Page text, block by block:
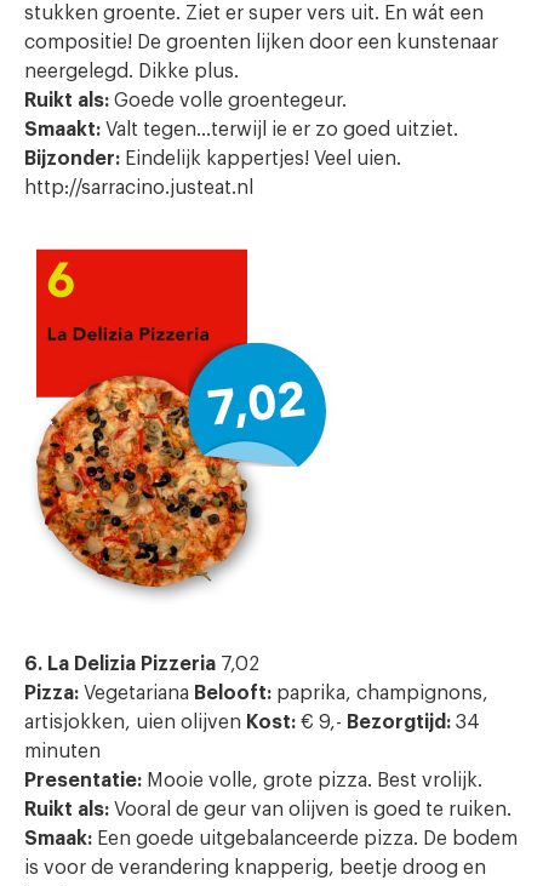
stukken groente. Ziet er super vers uit. En wát een
compositie! De groenten lijken door een kunstenaar
neergelegd. Dikke plus.
Ruikt als: Goede volle groentegeur.
Smaakt: Valt tegen…terwijl ie er zo goed uitziet.
Bijzonder: Eindelijk kappertjes! Veel uien.
http://sarracino.justeat.nl
6. La Delizia Pizzeria 7,02
Pizza: Vegetariana Belooft: paprika, champignons,
artisjokken, uien olijven Kost: € 9,- Bezorgtijd: 34
minuten
Presentatie: Mooie volle, grote pizza. Best vrolijk.
Ruikt als: Vooral de geur van olijven is goed te ruiken.
Smaak: Een goede uitgebalanceerde pizza. De bodem
is voor de verandering knapperig, beetje droog en